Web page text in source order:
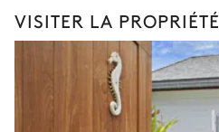
VISITER LA PROPRIÉTÉ